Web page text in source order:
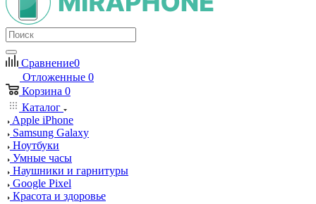
Сравнение0
Отложенные 0
Корзина 0
Каталог
Apple iPhone
Samsung Galaxy
Ноутбуки
Умные часы
Наушники и гарнитуры
Google Pixel
Красота и здоровье